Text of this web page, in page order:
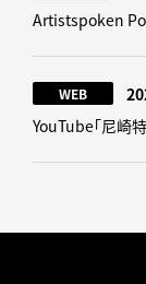
Artistspoken
WEB
YouTube「尼崎